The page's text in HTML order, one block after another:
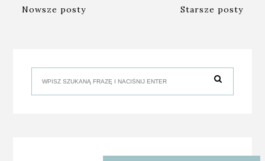
Nowsze posty Starsze posty